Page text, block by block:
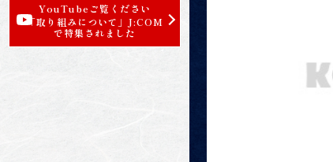
YouTubeご覧ください
「取り組みについて」 J:COM
で特集されました